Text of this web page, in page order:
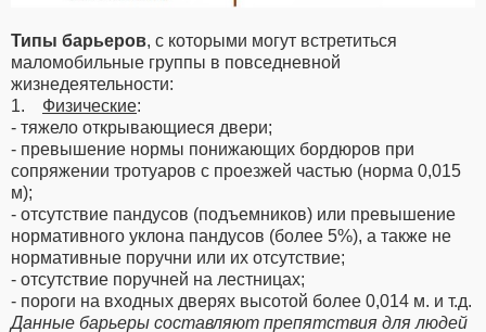
Типы барьеров, с которыми могут встретиться
маломобильные группы в повседневной
жизнедеятельности:
1. Физические:
- тяжело открывающиеся двери;
- превышение нормы понижающих бордюров при
сопряжении тротуаров с проезжей частью (норма 0,015
м);
- отсутствие пандусов (подъемников) или превышение
нормативного уклона пандусов (более 5%), а также не
нормативные поручни или их отсутствие;
- отсутствие поручней на лестницах;
- пороги на входных дверях высотой более 0,014 м. и т.д.
Данные барьеры составляют препятствия для людей